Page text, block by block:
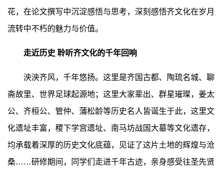
花，在论文撰写中沉淀感悟与思考，深刻感悟齐文化在岁月
流转中不朽的魅力与价值。
走近历史 聆听齐文化的千年回响
泱泱齐风，千年悠扬。这里是齐国古都、陶琉名城、聊
斋故里、世界足球起源地；这里大家辈出、群星璀璨，姜太
公、齐桓公、管仲、蒲松龄等历史名人皆诞生于此，这里文
化遗址丰富，稷下学宫遗址、南马坊战国大墓等文化遗存，
均承载着深厚的历史文化底蕴，见证了这片土地的辉煌与沧
桑……研修期间，同学们走进千年古迹，亲身感受往圣先贤